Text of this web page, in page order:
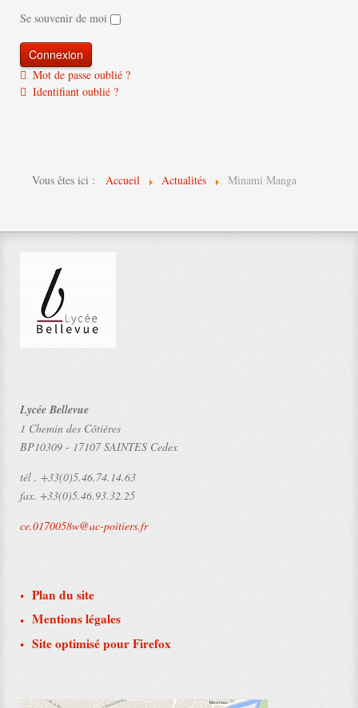
Se souvenir de moi
Mot de passe oublié ?
Identifiant oublié ?
Vous êtes ici : Accueil Actualités Minami Manga
Lycée Bellevue
1 Chemin des Côtières
BP10309 - 17107 SAINTES Cedex
tél . +33(0)5.46.74.14.63
fax. +33(0)5.46.93.32.25
ce.0170058w@ac-poitiers.fr
Plan du site
Mentions légales
Site optimisé pour Firefox